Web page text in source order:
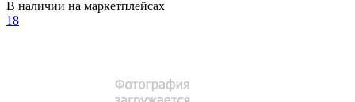
В наличии на маркетплейсах
18